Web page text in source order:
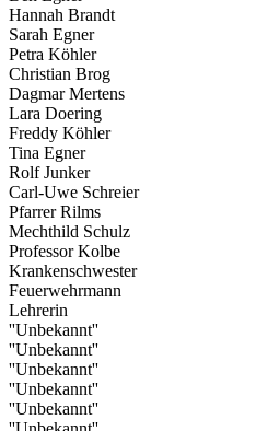
Hannah Brandt
Sarah Egner
Petra Köhler
Christian Brog
Dagmar Mertens
Lara Doering
Freddy Köhler
Tina Egner
Rolf Junker
Carl-Uwe Schreier
Pfarrer Rilms
Mechthild Schulz
Professor Kolbe
Krankenschwester
Feuerwehrmann
Lehrerin
''Unbekannt''
''Unbekannt''
''Unbekannt''
''Unbekannt''
''Unbekannt''